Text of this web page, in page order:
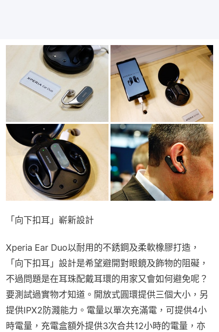
「向下扣耳」嶄新設計
Xperia Ear Duo以耐用的不銹鋼及柔軟橡膠打造，
「向下扣耳」設計是希望避開對眼鏡及飾物的阻礙，
不過問題是在耳珠配戴耳環的用家又會如何避免呢？
要測試過實物才知道。開放式圓環提供三個大小，另
提供IPX2防濺能力。電量以單次充滿電，可提供4小
時電量，充電盒額外提供3次合共12小時的電量，亦